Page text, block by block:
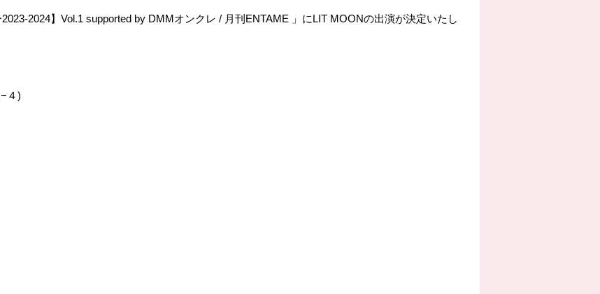
2024】Vol.1 supported by DMMオンクレ / 月刊ENTAME 」にLIT MOONの出演が決定いたし
４)